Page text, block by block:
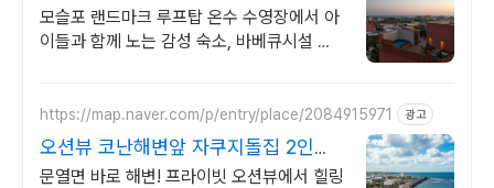
럭셔리 힐링숙소
모슬포 랜드마크 루프탑 온수 수영장에서 아
이들과 함께 노는 감성 숙소, 바베큐시설 제
https://map.naver.com/p/entry/place/2084915971 광고
오션뷰 코난해변앞 자쿠지돌집 2인
~10인 대가족/단체예약
문열면 바로 해변! 프라이빗 오션뷰에서 힐링